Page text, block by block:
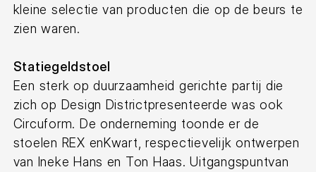
kleine selectie van producten die op de beurs te
zien waren.
Statiegeldstoel
Een sterk op duurzaamheid gerichte partij die
zich op Design Districtpresenteerde was ook
Circuform. De onderneming toonde er de
stoelen REX enKwart, respectievelijk ontwerpen
van Ineke Hans en Ton Haas. Uitgangspuntvan